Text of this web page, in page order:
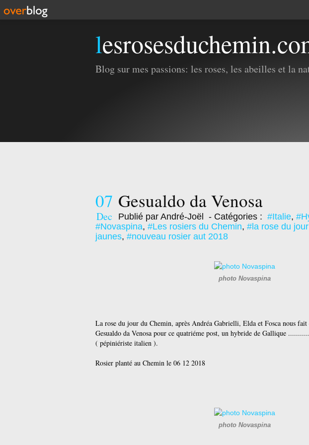
Blog sur mes passions: les roses, les abeilles et la
07
Dec
Gesualdo da Venosa
Publié par André-Joël - Catégories : #Italie,
#Novaspina, #Les rosiers du Chemin, #la rose du
jaunes, #nouveau rosier aut 2018
photo Novaspina
La rose du jour du Chemin, après Andréa Gabrielli, Elda et Fosca nous
Gesualdo da Venosa pour ce quatriéme post, un hybride de Gallique
( pépiniériste italien ).
Rosier planté au Chemin le 06 12 2018
photo Novaspina